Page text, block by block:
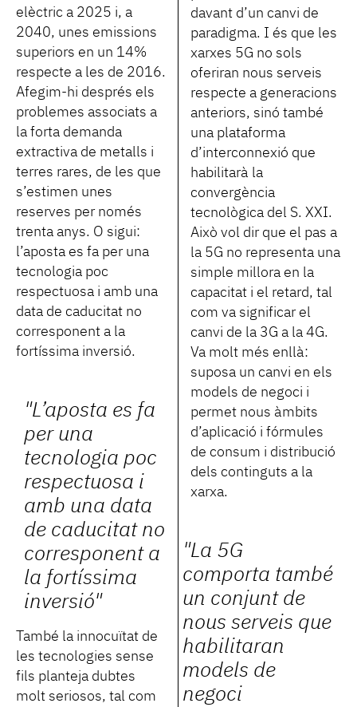
elèctric a 2025 i, a
2040, unes emissions
superiors en un 14%
respecte a les de 2016.
Afegim-hi després els
problemes associats a
la forta demanda
extractiva de metalls i
terres rares, de les que
s’estimen unes
reserves per només
trenta anys. O sigui:
l’aposta es fa per una
tecnologia poc
respectuosa i amb una
data de caducitat no
corresponent a la
fortíssima inversió.
"L’aposta es fa
per una
tecnologia poc
respectuosa i
amb una data
de caducitat no
corresponent a
la fortíssima
inversió"
També la innocuïtat de
les tecnologies sense
fils planteja dubtes
molt seriosos, tal com
davant d’un canvi de
paradigma. I és que les
xarxes 5G no sols
oferiran nous serveis
respecte a generacions
anteriors, sinó també
una plataforma
d’interconnexió que
habilitarà la
convergència
tecnològica del S. XXI.
Això vol dir que el pas a
la 5G no representa una
simple millora en la
capacitat i el retard, tal
com va significar el
canvi de la 3G a la 4G.
Va molt més enllà:
suposa un canvi en els
models de negoci i
permet nous àmbits
d’aplicació i fórmules
de consum i distribució
dels continguts a la
xarxa.
"La 5G
comporta també
un conjunt de
nous serveis que
habilitaran
models de
negoci